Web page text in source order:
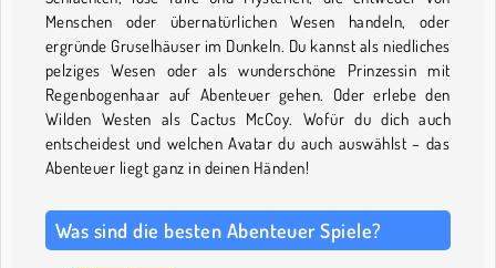
Menschen oder übernatürlichen Wesen handeln, oder
ergründe Gruselhäuser im Dunkeln. Du kannst als niedliches
pelziges Wesen oder als wunderschöne Prinzessin mit
Regenbogenhaar auf Abenteuer gehen. Oder erlebe den
Wilden Westen als Cactus McCoy. Wofür du dich auch
entscheidest und welchen Avatar du auch auswählst – das
Abenteuer liegt ganz in deinen Händen!
Was sind die besten Abenteuer Spiele?